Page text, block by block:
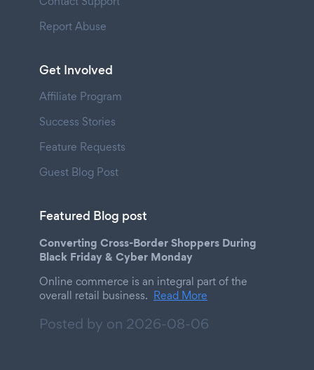
Report Abuse
Get Involved
Affiliate Program
Success Stories
Feature Requests
Guest Blog Post
Featured Blog post
Converting Cross-Border Shoppers During
Black Friday & Cyber Monday
Online commerce is an integral part of the
overall retail business. Read More
Posted by on 2026-08-06